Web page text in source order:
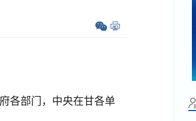
各部门，中央在甘各单